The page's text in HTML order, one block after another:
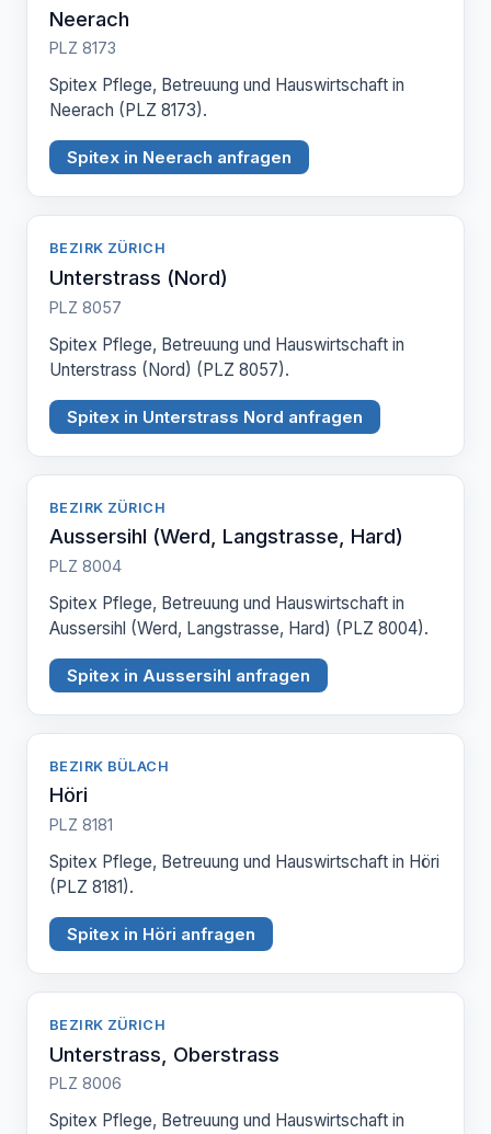
Neerach
PLZ 8173
Spitex Pflege, Betreuung und Hauswirtschaft in
Neerach (PLZ 8173).
Spitex in Neerach anfragen
BEZIRK ZÜRICH
Unterstrass (Nord)
PLZ 8057
Spitex Pflege, Betreuung und Hauswirtschaft in
Unterstrass (Nord) (PLZ 8057).
Spitex in Unterstrass Nord anfragen
BEZIRK ZÜRICH
Aussersihl (Werd, Langstrasse, Hard)
PLZ 8004
Spitex Pflege, Betreuung und Hauswirtschaft in
Aussersihl (Werd, Langstrasse, Hard) (PLZ 8004).
Spitex in Aussersihl anfragen
BEZIRK BÜLACH
Höri
PLZ 8181
Spitex Pflege, Betreuung und Hauswirtschaft in Höri
(PLZ 8181).
Spitex in Höri anfragen
BEZIRK ZÜRICH
Unterstrass, Oberstrass
PLZ 8006
Spitex Pflege, Betreuung und Hauswirtschaft in